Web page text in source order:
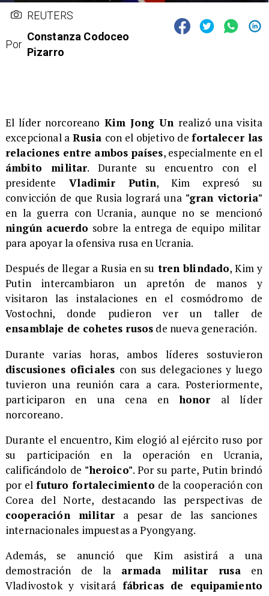
REUTERS
Por
Constanza Codoceo
Pizarro
El líder norcoreano Kim Jong Un realizó una visita
excepcional aRusia con el objetivo defortalecer las
relaciones entre ambos países, especialmente en el
ámbito militar. Durante su encuentro con el
presidente Vladimir Putin, Kim expresó su
convicción de que Rusia logrará una "gran victoria"
en la guerra con Ucrania, aunque no se mencionó
ningún acuerdo sobre la entrega de equipo militar
para apoyar la ofensiva rusa en Ucrania.
Después de llegar a Rusia en su tren blindado, Kim y
Putin intercambiaron un apretón de manos y
visitaron las instalaciones en el cosmódromo de
Vostochni, donde pudieron ver un taller de
ensamblaje de cohetes rusos de nueva generación.
Durante varias horas, ambos líderes sostuvieron
discusiones oficiales con sus delegaciones y luego
tuvieron una reunión cara a cara. Posteriormente,
participaron en una cena enhonor al líder
norcoreano.
Durante el encuentro, Kim elogió al ejército ruso por
su participación en la operación en Ucrania,
calificándolo de "heroico". Por su parte, Putin brindó
por elfuturo fortalecimiento de la cooperación con
Corea del Norte, destacando las perspectivas de
cooperación militar a pesar de las sanciones
internacionales impuestas a Pyongyang.
Además, se anunció que Kim asistirá a una
demostración de la armada militar rusaen
Vladivostok y visitará fábricas de equipamiento